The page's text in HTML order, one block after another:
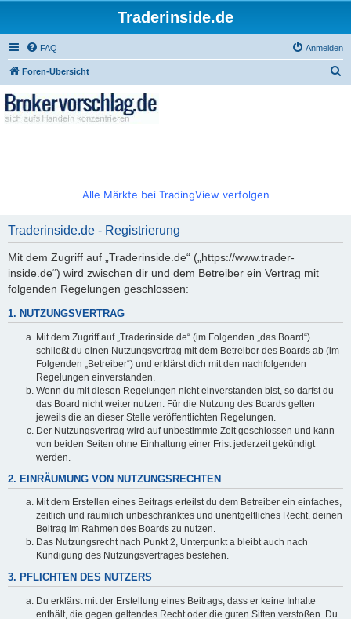
Traderinside.de
FAQ Anmelden
Foren-Übersicht
Alle Märkte bei TradingView verfolgen
Traderinside.de - Registrierung
Mit dem Zugriff auf „Traderinside.de“ („https://www.trader-
inside.de“) wird zwischen dir und dem Betreiber ein Vertrag mit
folgenden Regelungen geschlossen:
1. NUTZUNGSVERTRAG
Mit dem Zugriff auf „Traderinside.de“ (im Folgenden „das Board“)
schließt du einen Nutzungsvertrag mit dem Betreiber des Boards ab (im
Folgenden „Betreiber“) und erklärst dich mit den nachfolgenden
Regelungen einverstanden.
Wenn du mit diesen Regelungen nicht einverstanden bist, so darfst du
das Board nicht weiter nutzen. Für die Nutzung des Boards gelten
jeweils die an dieser Stelle veröffentlichten Regelungen.
Der Nutzungsvertrag wird auf unbestimmte Zeit geschlossen und kann
von beiden Seiten ohne Einhaltung einer Frist jederzeit gekündigt
werden.
2. EINRÄUMUNG VON NUTZUNGSRECHTEN
Mit dem Erstellen eines Beitrags erteilst du dem Betreiber ein einfaches,
zeitlich und räumlich unbeschränktes und unentgeltliches Recht, deinen
Beitrag im Rahmen des Boards zu nutzen.
Das Nutzungsrecht nach Punkt 2, Unterpunkt a bleibt auch nach
Kündigung des Nutzungsvertrages bestehen.
3. PFLICHTEN DES NUTZERS
Du erklärst mit der Erstellung eines Beitrags, dass er keine Inhalte
enthält, die gegen geltendes Recht oder die guten Sitten verstoßen. Du